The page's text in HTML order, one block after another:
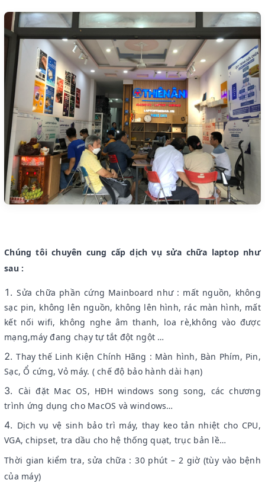
Chúng tôi chuyên cung cấp dịch vụ sửa chữa laptop như
sau :
Sửa chữa phần cứng Mainboard như : mất nguồn, không
sạc pin, không lên nguồn, không lên hình, rác màn hình, mất
kết nối wifi, không nghe âm thanh, loa rè,không vào được
mạng,máy đang chạy tự tắt đột ngột …
Thay thế Linh Kiện Chính Hãng : Màn hình, Bàn Phím, Pin,
Sạc, Ổ cứng, Vỏ máy. ( chế độ bảo hành dài hạn)
Cài đặt Mac OS, HĐH windows song song, các chương
trình ứng dụng cho MacOS và windows…
Dịch vụ vệ sinh bảo trì máy, thay keo tản nhiệt cho CPU,
VGA, chipset, tra dầu cho hệ thống quạt, trục bản lề…
Thời gian kiểm tra, sửa chữa : 30 phút – 2 giờ (tùy vào bệnh
của máy)